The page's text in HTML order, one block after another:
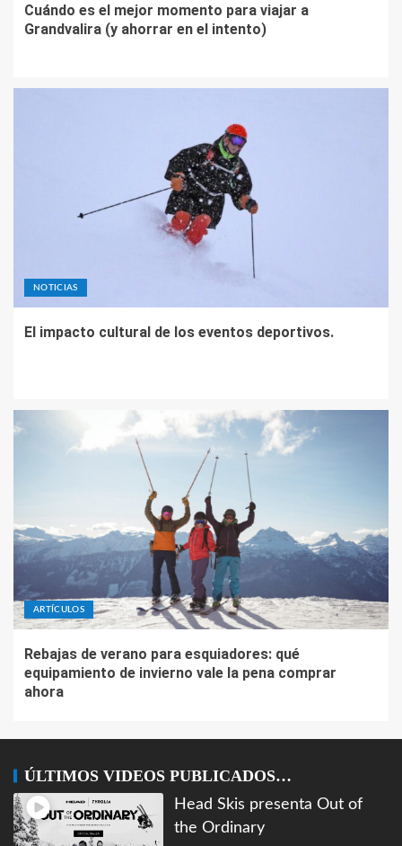
Cuándo es el mejor momento para viajar a
Grandvalira (y ahorrar en el intento)
NOTICIAS
El impacto cultural de los eventos deportivos.
ARTÍCULOS
Rebajas de verano para esquiadores: qué
equipamiento de invierno vale la pena comprar
ahora
ÚLTIMOS VIDEOS PUBLICADOS…
Head Skis presenta Out of
the Ordinary